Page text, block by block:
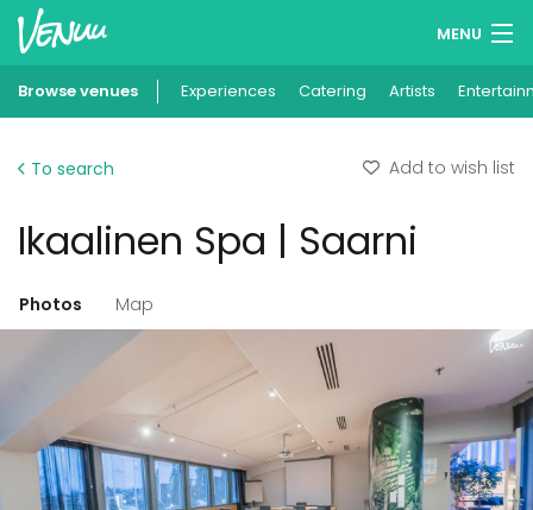
MENU
Wish lists
Add your venue
Browse venues Experiences Catering Artists
To search Add to wish list
Ikaalinen Spa | Saarni
Photos Map